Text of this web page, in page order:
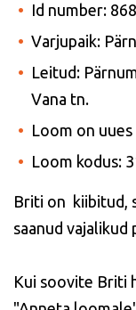
Id number:
Varjupaik:
Leitud:
Vana tn.
Loom on uues
Loom kodus:
Briti on kiibitud,
saanud vajalikud
Kui soovite Briti